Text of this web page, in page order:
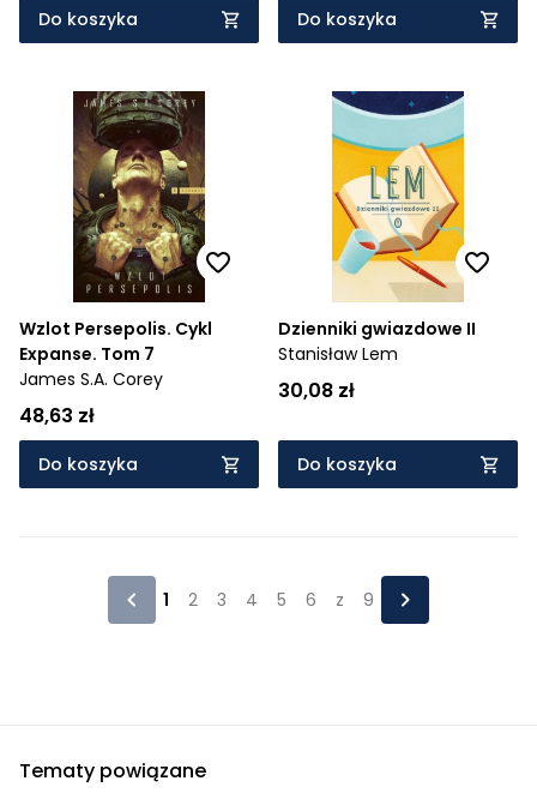
Do koszyka Do koszyka
Wzlot Persepolis. Cykl
Expanse. Tom 7
James S.A. Corey
48,63 zł
Do koszyka
Dzienniki gwiazdowe II
Stanisław Lem
30,08 zł
Do koszyka
1 2 3 4 5 6 z 9
Tematy powiązane